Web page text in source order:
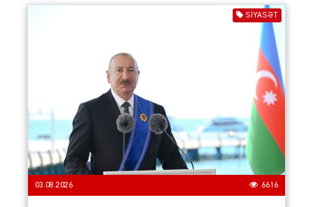
SIYASƏT
03.08.2026 6616